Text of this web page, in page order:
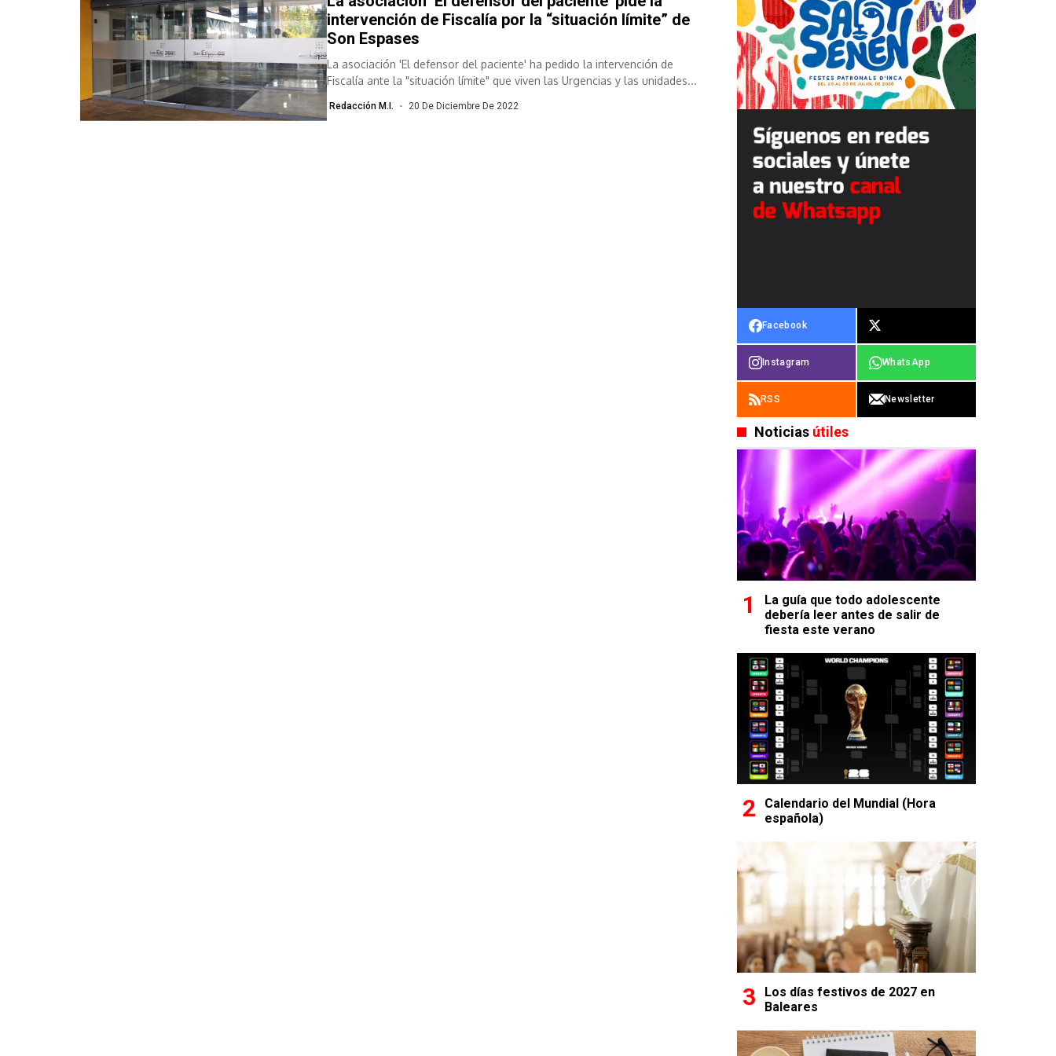
intervención de Fiscalía por la “situación límite” de
Son Espases
La asociación 'El defensor del paciente' ha pedido la intervención de
Fiscalía ante la "situación límite" que viven las Urgencias y las unidades...
Redacción M.I. 20 De Diciembre De 2022
Facebook
Instagram WhatsApp
RSS Newsletter
Noticias útiles
La guía que todo adolescente
debería leer antes de salir de
fiesta este verano
Calendario del Mundial (Hora
española)
Los días festivos de 2027 en
Baleares